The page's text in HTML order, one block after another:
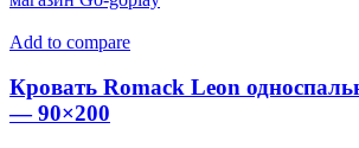
Add to compare
Кровать Romack Leon
— 90×200